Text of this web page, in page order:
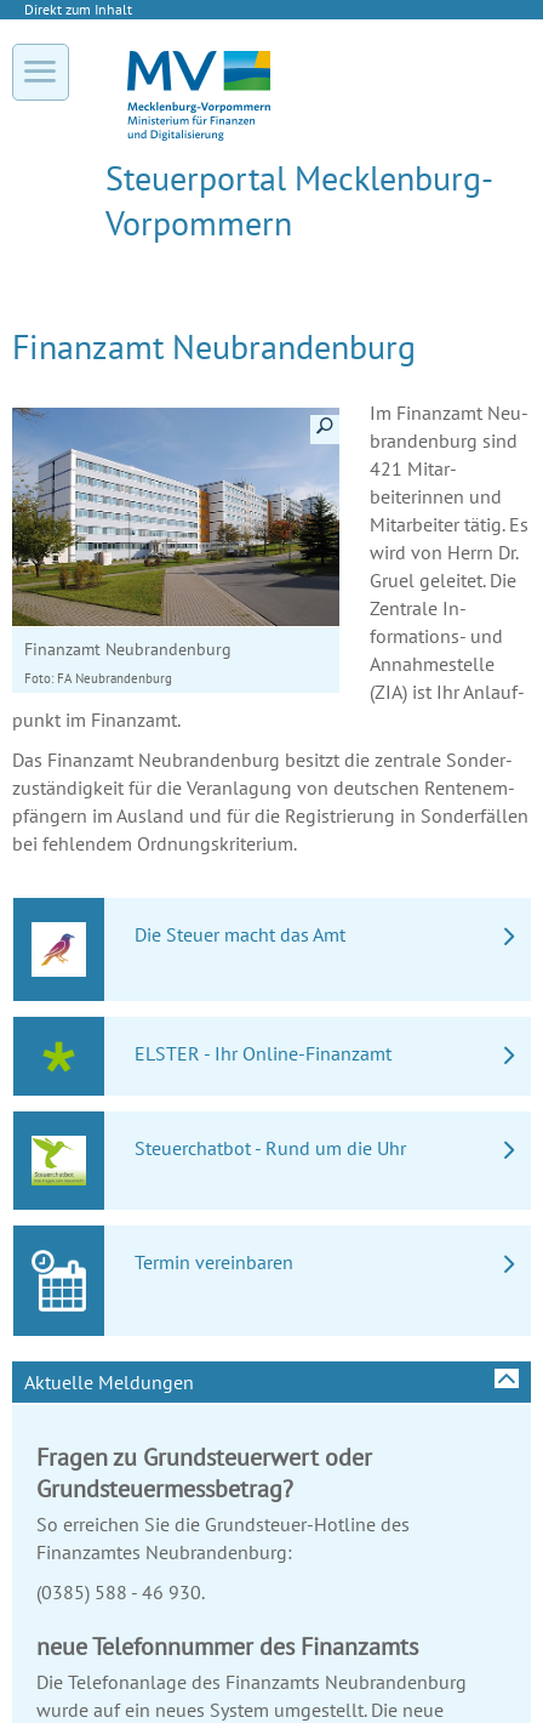
Direkt zum Inhalt
Steuerportal Mecklenburg-
Vorpommern
Finanzamt Neubrandenburg
Details anzeigen
Finanzamt Neubrandenburg
Foto: FA Neubrandenburg
Im Finanz­amt Neu­
bran­den­burg sind
421 Mit­ar­
beiterinnen und
Mit­arbeiter tätig. Es
wird von Herrn Dr.
Gruel ge­lei­tet. Die
Zen­trale In­
formations- und
An­nahme­stelle
(ZIA) ist Ihr An­lauf­
punkt im Finanz­amt.
Das Finanz­amt Neu­bran­den­burg be­sitzt die zentrale Sonder­
zu­stän­dig­keit für die Ver­an­lagung von deu­tschen Ren­ten­em­
pfän­gern im Aus­land und für die Registrierung in Sonderfällen
bei fehlendem Ordnungskriterium.
Die Steuer macht das Amt
ELSTER - Ihr Online-Finanzamt
Steuerchatbot - Rund um die Uhr
Termin vereinbaren
Aktuelle Meldungen
Fragen zu Grundsteuerwert oder
Grundsteuermessbetrag?
So erreichen Sie die Grundsteuer-Hotline des
Finanzamtes Neubrandenburg:
(0385) 588 - 46 930.
neue Telefonnummer des Finanzamts
Die Telefonanlage des Finanzamts Neubrandenburg
wurde auf ein neues System umgestellt. Die neue